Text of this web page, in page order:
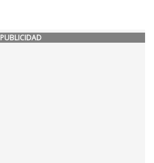
PUBLICIDAD